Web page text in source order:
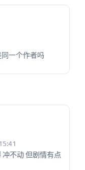
一个作者吗
冲不动 但剧情有点